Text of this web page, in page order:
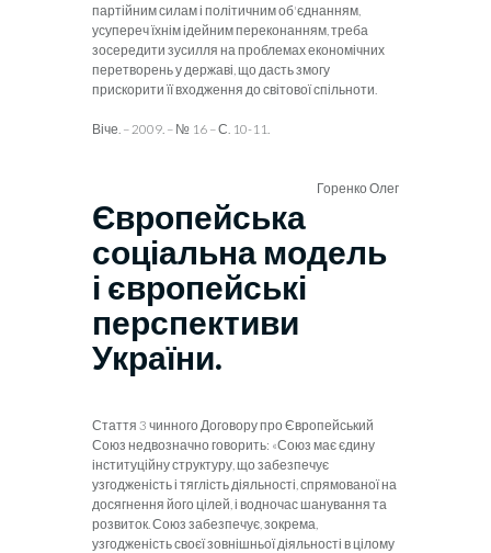
партійним силам і політичним об'єднанням,
усупереч їхнім ідейним переконанням, треба
зосередити зусилля на проблемах економічних
перетворень у державі, що дасть змогу
прискорити її входження до світової спільноти.
Віче. – 2009. – № 16 – С. 10-11.
Горенко Олег
Європейська
соціальна модель
і європейські
перспективи
України.
Стаття 3 чинного Договору про Європейський
Союз недвознач­но говорить: «Союз має єдину
інституційну структуру, що за­безпечує
узгодженість і тяглість діяльності, спрямованої на
до­сягнення його цілей, і водночас шанування та
розвиток. Союз забезпечує, зокрема,
узгодженість своєї зовнішньої діяльності в цілому